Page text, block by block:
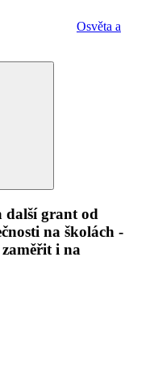
Osvěta a
další grant od
na školách -
i na